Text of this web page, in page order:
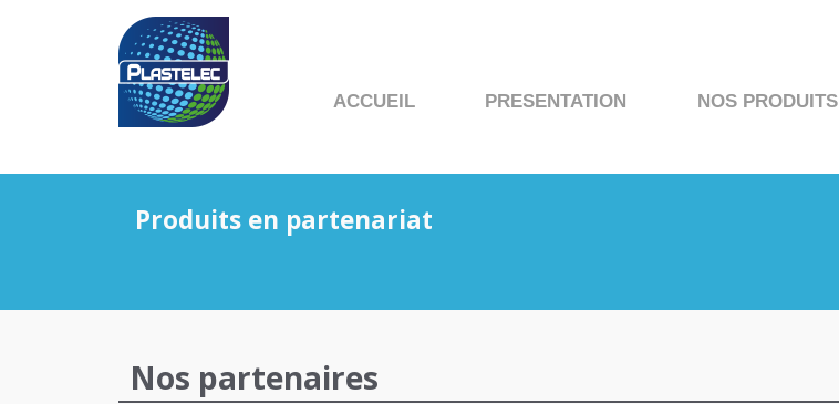
ACCUEIL PRESENTATION NOS PRODUITS
Produits en partenariat
Nos partenaires